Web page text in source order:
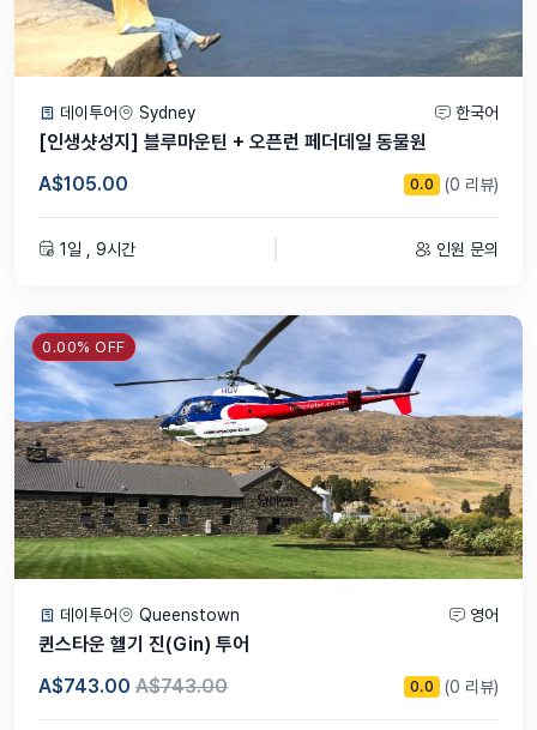
데이투어 Sydney 한국어
[인생샷성지] 블루마운틴 + 오픈런 페더데일 동물원
A$105.00
0.0 (0 리뷰)
1일 , 9시간 인원 문의
0.00% OFF
데이투어 Queenstown 영어
퀸스타운 헬기 진(Gin) 투어
A$743.00 A$743.00 0.0 (0 리뷰)